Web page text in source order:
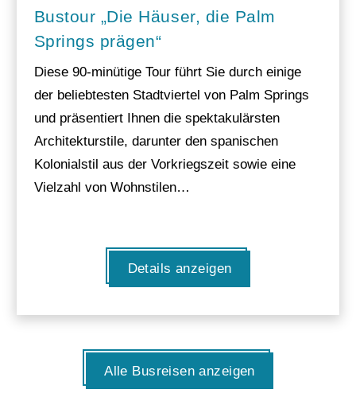
Bustour „Die Häuser, die Palm
Springs prägen“
Diese 90-minütige Tour führt Sie durch einige
der beliebtesten Stadtviertel von Palm Springs
und präsentiert Ihnen die spektakulärsten
Architekturstile, darunter den spanischen
Kolonialstil aus der Vorkriegszeit sowie eine
Vielzahl von Wohnstilen…
Details anzeigen
Alle Busreisen anzeigen